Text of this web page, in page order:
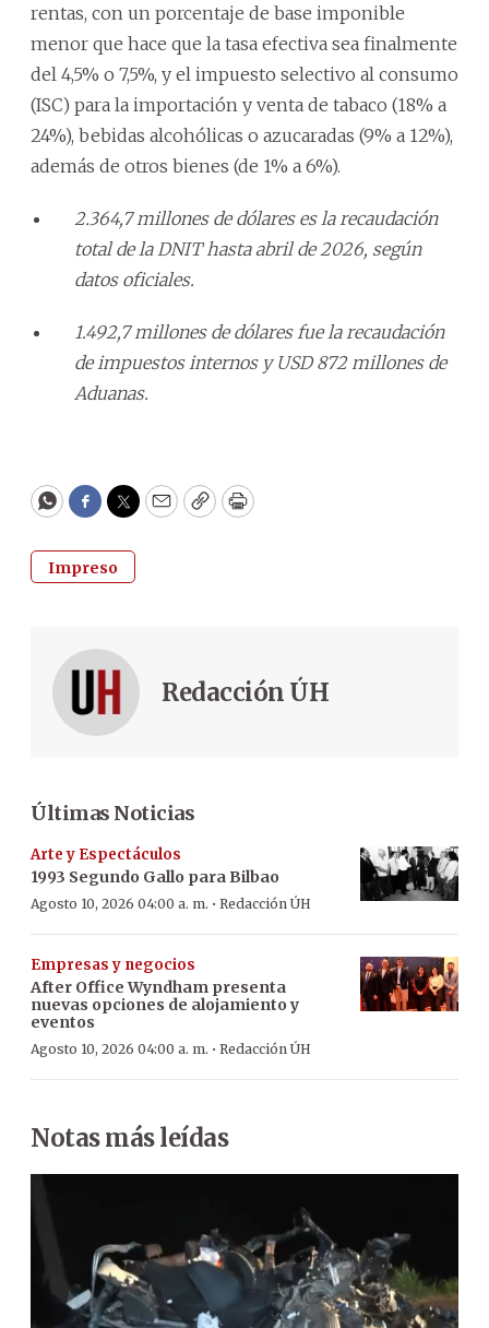
rentas, con un porcentaje de base imponible
menor que hace que la tasa efectiva sea finalmente
del 4,5% o 7,5%, y el impuesto selectivo al consumo
(ISC) para la importación y venta de tabaco (18% a
24%), bebidas alcohólicas o azucaradas (9% a 12%),
además de otros bienes (de 1% a 6%).
2.364,7 millones de dólares es la recaudación
total de la DNIT hasta abril de 2026, según
datos oficiales.
1.492,7 millones de dólares fue la recaudación
de impuestos internos y USD 872 millones de
Aduanas.
WhatsApp
Facebook
Twitter
EmailCopyPrint
Impreso
Redacción ÚH
Últimas Noticias
Arte y Espectáculos
1993 Segundo Gallo para Bilbao
Agosto 10, 2026 04:00 a. m. · Redacción ÚH
Empresas y negocios
After Office Wyndham presenta
nuevas opciones de alojamiento y
eventos
Agosto 10, 2026 04:00 a. m. · Redacción ÚH
Notas más leídas